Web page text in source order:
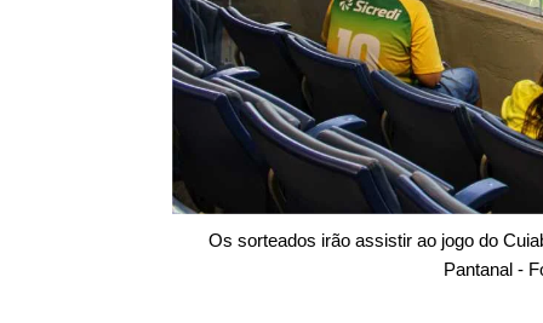
Os sorteados irão assistir ao jogo do
Pantanal -